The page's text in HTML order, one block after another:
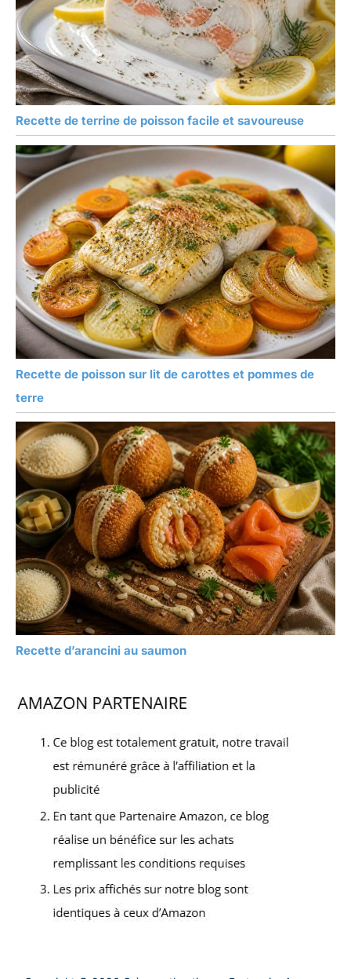
Recette de terrine de poisson facile et savoureuse
Recette de poisson sur lit de carottes et pommes de
terre
Recette d’arancini au saumon